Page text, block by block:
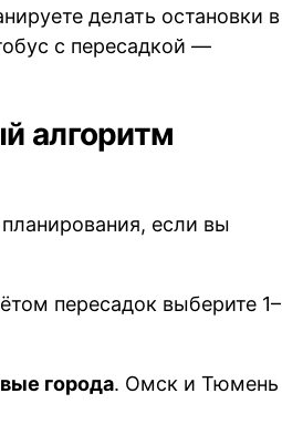
делать остановки в
с пересадкой —
алгоритм
если вы
пересадок выберите 1–
города. Омск и Тюмень